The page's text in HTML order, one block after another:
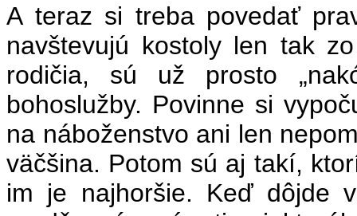
A teraz si treba povedať
navštevujú kostoly len tak
rodičia, sú už prosto
bohoslužby. Povinne si
na náboženstvo ani len
väčšina. Potom sú aj takí,
im je najhoršie. Keď dôjde